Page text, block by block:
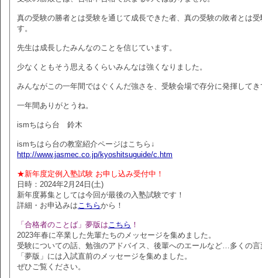
真の受験の勝者とは受験を通じて成長できた者、真の受験の敗者とは
す。
先生は成長したみんなのことを信じています。
少なくともそう思えるくらいみんなは強くなりました。
みんながこの一年間ではぐくんだ強さを、受験会場で存分に発揮して
一年間ありがとうね。
ismちはら台 鈴木
ismちはら台の教室紹介ページはこちら↓
http://www.jasmec.co.jp/kyoshitsuguide/c.htm
★新年度定例入塾試験 お申し込み受付中！
日時：2024年2月24日(土)
新年度募集としては今回が最後の入塾試験です！
詳細・お申込みはこちらから！
「合格者のことば」夢版はこちら ！
2023年春に卒業した先輩たちのメッセージを集めました。
受験についての話、勉強のアドバイス、後輩へのエールなど…多くの
「夢版」には入試直前のメッセージを集めました。
ぜひご覧ください。